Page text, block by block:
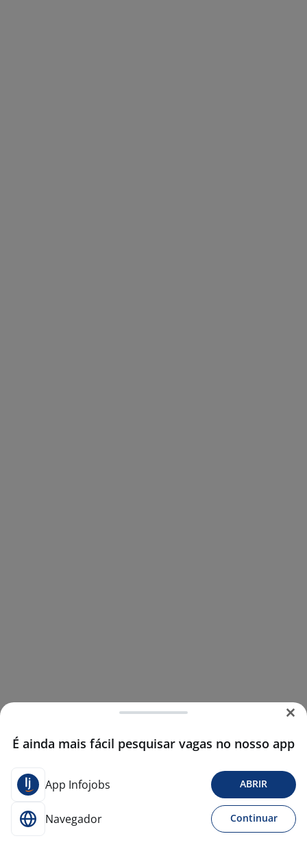
É ainda mais fácil pesquisar vagas no nosso app
App Infojobs ABRIR
Navegador Continuar